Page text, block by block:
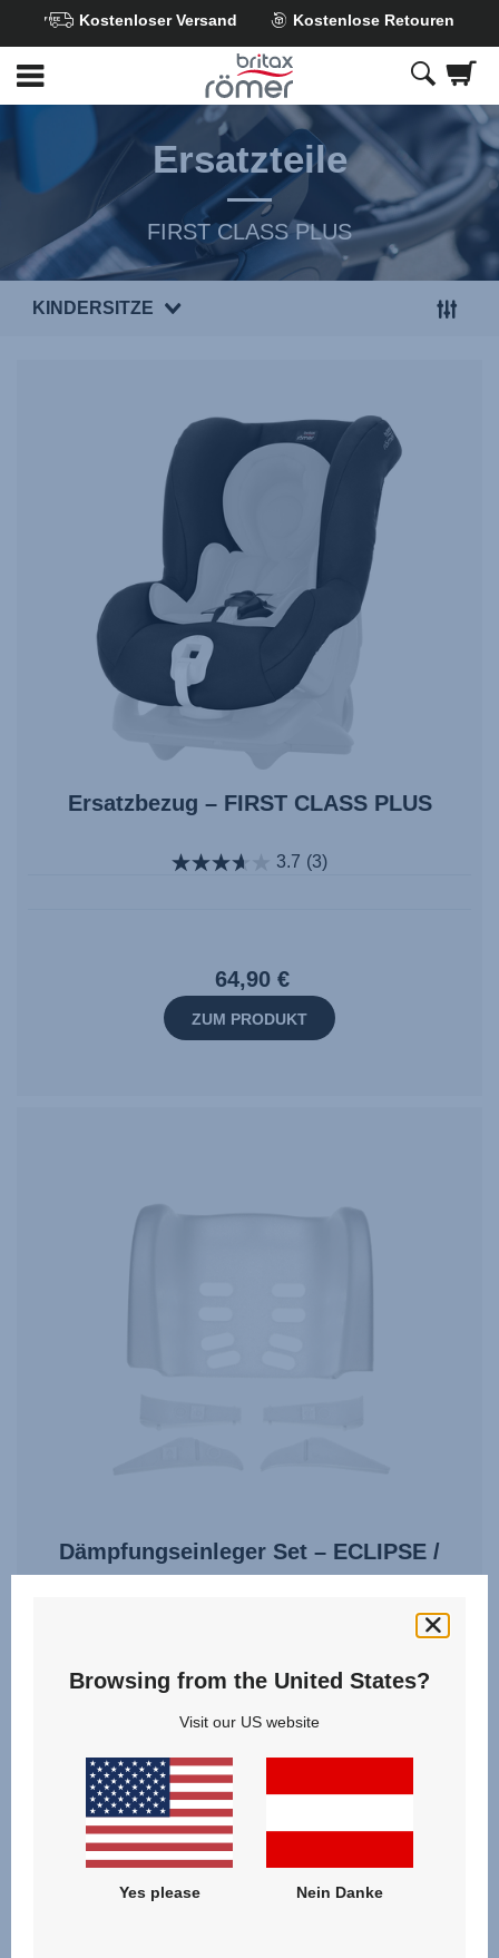
Hauptinhalt
springen
Kostenloser Versand Kostenlose Retouren
Ersatzteile
FIRST CLASS PLUS
KINDERSITZE
Ersatzbezug – FIRST CLASS PLUS
3.7 (3)
64,90 €
ZUM PRODUKT
Dämpfungseinleger Set – ECLIPSE /
25,00 €
ZUM PRODUKT
Browsing from the United States?
Visit our US website
Yes please Nein Danke